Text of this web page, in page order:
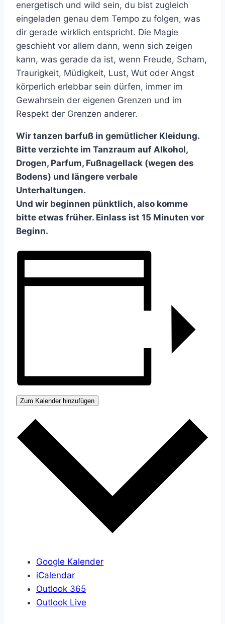
energetisch und wild sein, du bist zugleich
eingeladen genau dem Tempo zu folgen, was
dir gerade wirklich entspricht. Die Magie
geschieht vor allem dann, wenn sich zeigen
kann, was gerade da ist, wenn Freude, Scham,
Traurigkeit, Müdigkeit, Lust, Wut oder Angst
körperlich erlebbar sein dürfen, immer im
Gewahrsein der eigenen Grenzen und im
Respekt der Grenzen anderer.
Wir tanzen barfuß in gemütlicher Kleidung.
Bitte verzichte im Tanzraum auf Alkohol,
Drogen, Parfum, Fußnagellack (wegen des
Bodens) und längere verbale
Unterhaltungen.
Und wir beginnen pünktlich, also komme
bitte etwas früher. Einlass ist 15 Minuten vor
Beginn.
Zum Kalender hinzufügen
Google Kalender
iCalendar
Outlook 365
Outlook Live